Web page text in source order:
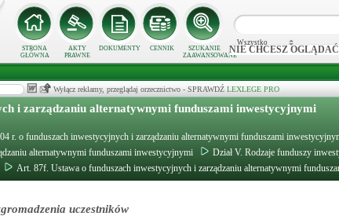
STRONA
GŁÓWNA
AKTY
PRAWNE
DOKUMENTY CENNIK
SZUKANIE
ZAAWANSOWANE
Wszystko
NIE CHCESZ
Wyłącz reklamy, przeglądaj orzecznictwo - SPRAWDŹ LEXLEGE PRO
i zarządzaniu alternatywnymi funduszami inwestycyjnymi
r. o funduszach inwestycyjnych i zarządzaniu alternatywnymi funduszami
alternatywnymi funduszami inwestycyjnymi
Dział V. Rodzaje funduszy
Art. 87f. Ustawa o funduszach inwestycyjnych i zarządzaniu alternatywnymi
uczestników